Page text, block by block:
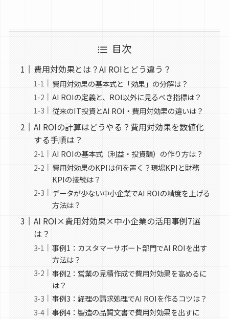
目次
費用対効果とは？AI ROIとどう違う？
費用対効果の基本式と「効果」の分解は？
AI ROIの定義と、ROI以外に見るべき指標は？
従来のIT投資とAI ROI・費用対効果の違いは？
AI ROIの計算はどうやる？費用対効果を数値化
する手順は？
AI ROIの基本式（利益・投資額）の作り方は？
費用対効果のKPIは何を置く？現場KPIと財務
KPIの接続は？
データが少ない中小企業でAI ROIの精度を上げる
方法は？
AI ROI×費用対効果×中小企業の活用事例7選
は？
事例1：カスタマーサポート部門でAI ROIを出す
方法は？
事例2：営業の見積作成で費用対効果を高めるに
は？
事例3：経理の請求処理でAI ROIを作るコツは？
事例4：製造の品質文書で費用対効果を出すに